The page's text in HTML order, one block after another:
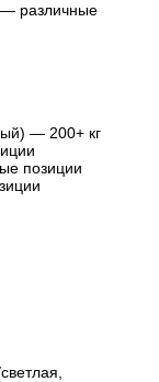
различные
— 200+ кг
позиции